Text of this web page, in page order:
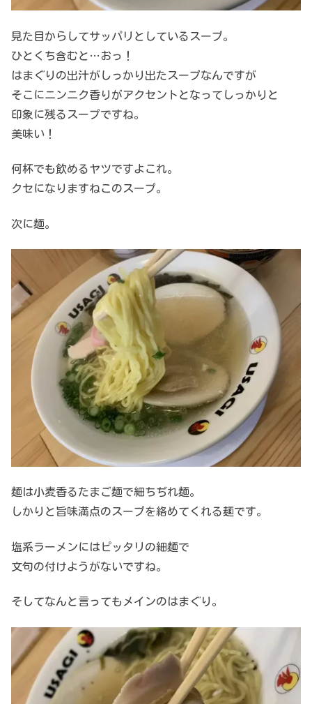
見た目からしてサッパリとしているスープ。
ひとくち含むと…おっ！
はまぐりの出汁がしっかり出たスープなんですが
そこにニンニク香りがアクセントとなってしっかりと
印象に残るスープですね。
美味い！
何杯でも飲めるヤツですよこれ。
クセになりますねこのスープ。
次に麺。
麺は小麦香るたまご麺で細ちぢれ麺。
しかりと旨味満点のスープを絡めてくれる麺です。
塩系ラーメンにはピッタリの細麺で
文句の付けようがないですね。
そしてなんと言ってもメインのはまぐり。